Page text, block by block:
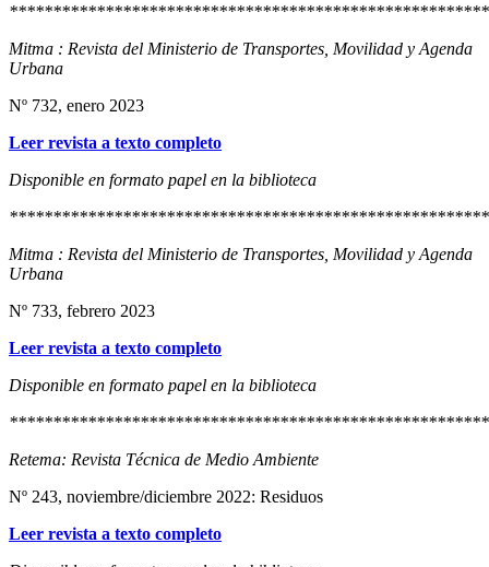
Mitma : Revista del Ministerio de Transportes, Movilidad y Agenda
Urbana
Nº 732, enero 2023
Leer revista a texto completo
Disponible en formato papel en la biblioteca
Mitma : Revista del Ministerio de Transportes, Movilidad y Agenda
Urbana
Nº 733, febrero 2023
Leer revista a texto completo
Disponible en formato papel en la biblioteca
Retema: Revista Técnica de Medio Ambiente
Nº 243, noviembre/diciembre 2022: Residuos
Leer revista a texto completo